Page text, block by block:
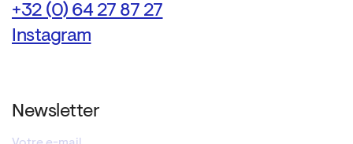
+32 (0) 64 27 87 27
Instagram
Newsletter